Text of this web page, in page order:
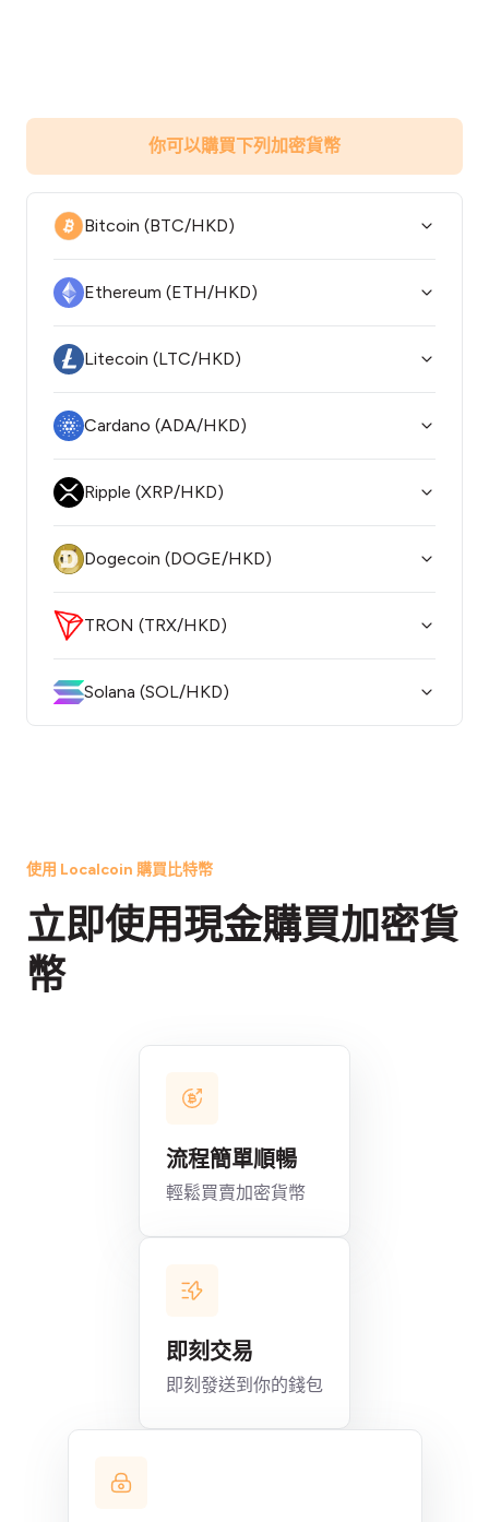
你可以購買下列加密貨幣
Bitcoin (BTC/HKD)
Ethereum (ETH/HKD)
Litecoin (LTC/HKD)
Cardano (ADA/HKD)
Ripple (XRP/HKD)
Dogecoin (DOGE/HKD)
TRON (TRX/HKD)
Solana (SOL/HKD)
使用 Localcoin 購買比特幣
立即使用現金購買加密貨
幣
流程簡單順暢
輕鬆買賣加密貨幣
即刻交易
即刻發送到你的錢包